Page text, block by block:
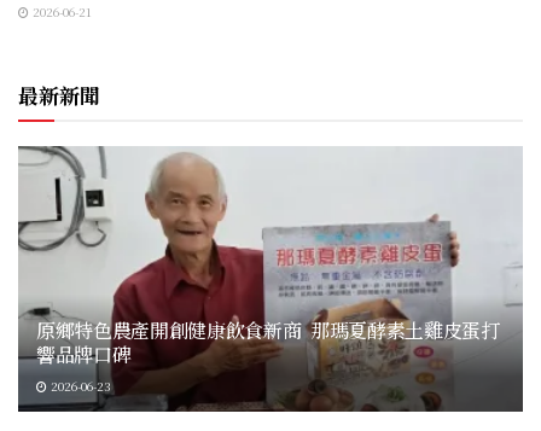
2026-06-21
最新新聞
原鄉特色農產開創健康飲食新商 那瑪夏酵素土雞皮蛋打
響品牌口碑
2026-06-23